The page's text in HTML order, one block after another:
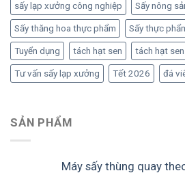
sấy lạp xưởng công nghiệp Sấy nông
Sấy thăng hoa thực phẩm Sấy thực
Tuyển dụng tách hạt sen tách hạt sen
Tư vấn sấy lạp xưởng Tết 2026 đá
SẢN PHẨM
Máy sấy thùng quay